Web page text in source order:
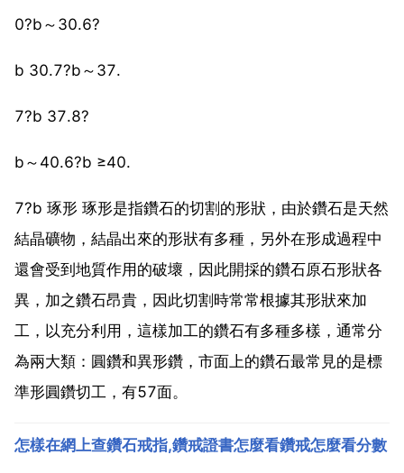
0?b～30.6?
b 30.7?b～37.
7?b 37.8?
b～40.6?b ≥40.
7?b 琢形 琢形是指鑽石的切割的形狀，由於鑽石是天然
結晶礦物，結晶出來的形狀有多種，另外在形成過程中
還會受到地質作用的破壞，因此開採的鑽石原石形狀各
異，加之鑽石昂貴，因此切割時常常根據其形狀來加
工，以充分利用，這樣加工的鑽石有多種多樣，通常分
為兩大類：圓鑽和異形鑽，市面上的鑽石最常見的是標
準形圓鑽切工，有57面。
怎樣在網上查鑽石戒指,鑽戒證書怎麼看鑽戒怎麼看分數